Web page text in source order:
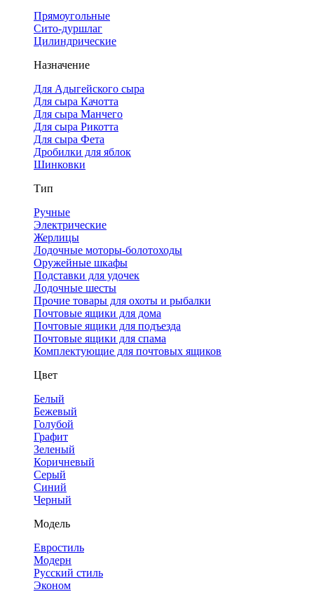
Прямоугольные
Сито-дуршлаг
Цилиндрические
Назначение
Для Адыгейского сыра
Для сыра Качотта
Для сыра Манчего
Для сыра Рикотта
Для сыра Фета
Дробилки для яблок
Шинковки
Тип
Ручные
Электрические
Жерлицы
Лодочные моторы-болотоходы
Оружейные шкафы
Подставки для удочек
Лодочные шесты
Прочие товары для охоты и рыбалки
Почтовые ящики для дома
Почтовые ящики для подъезда
Почтовые ящики для спама
Комплектующие для почтовых ящиков
Цвет
Белый
Бежевый
Голубой
Графит
Зеленый
Коричневый
Серый
Синий
Черный
Модель
Евростиль
Модерн
Русский стиль
Эконом